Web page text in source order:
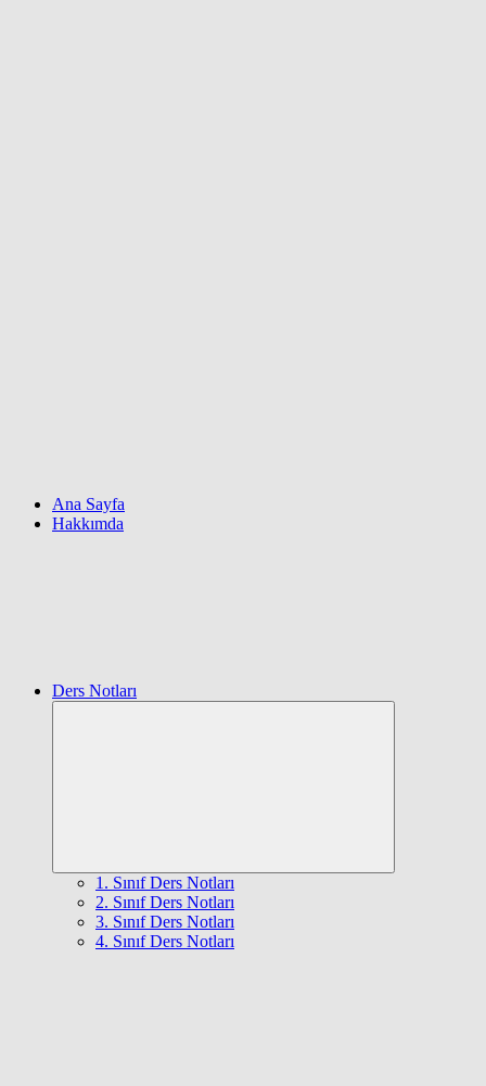
Ana Sayfa
Hakkımda
Ders Notları
1. Sınıf Ders Notları
2. Sınıf Ders Notları
3. Sınıf Ders Notları
4. Sınıf Ders Notları